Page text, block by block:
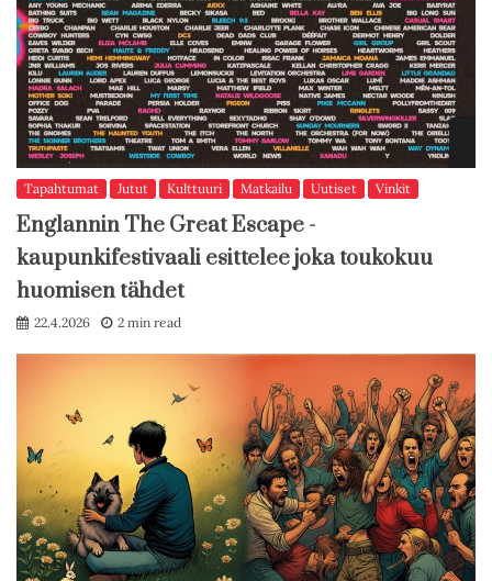
Tapahtumat Jutut Kulttuuri Matkailu Uutiset Vinkit
Englannin The Great Escape -
kaupunkifestivaali esittelee joka toukokuu
huomisen tähdet
22.4.2026 2 min read